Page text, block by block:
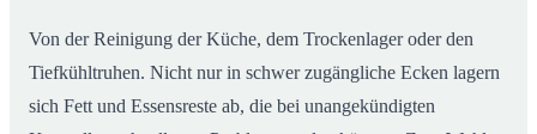
Von der Reinigung der Küche, dem Trockenlager oder den
Tiefkühltruhen. Nicht nur in schwer zugängliche Ecken lagern
sich Fett und Essensreste ab, die bei unangekündigten